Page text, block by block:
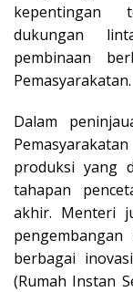
kepentingan
dukungan
pembinaan
Pemasyarakatan.
Dalam
produksi yang
tahapan
akhir. Menteri
berbagai
(Rumah Instan